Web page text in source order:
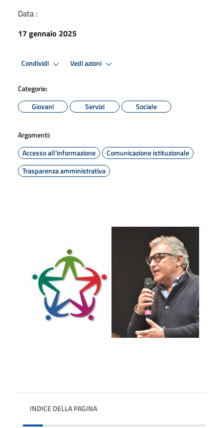
Data :
17 gennaio 2025
Condividi Vedi azioni
Categorie:
Giovani
Servizi Sociale
Argomenti:
Accesso all'informazione
Comunicazione istituzionale
Trasparenza amministrativa
INDICE DELLA PAGINA